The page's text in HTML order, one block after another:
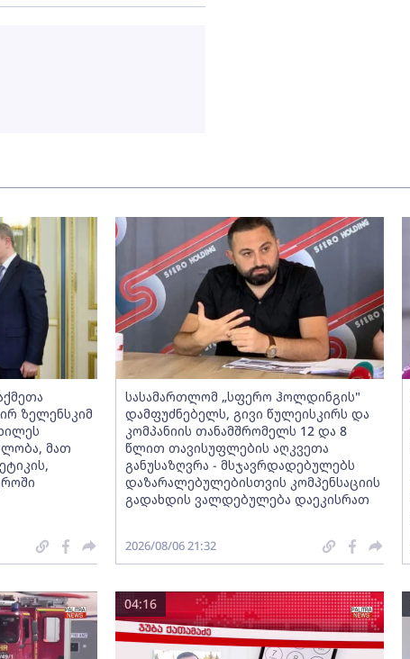
ზელენსკიმ
მათ
სასამართლომ „სფერო ჰოლდინგის"
დამფუძნებელს, გივი წულეისკირს და
კომპანიის თანამშრომელს 12 და 8
წლით თავისუფლების აღკვეთა
განუსაზღვრა - მსჯავრდადებულებს
დაზარალებულებისთვის კომპენსაციის
გადახდის ვალდებულება დაეკისრათ
2026/08/06 21:32
04:16